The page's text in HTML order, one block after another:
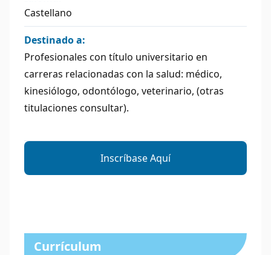
Castellano
Destinado a:
Profesionales con título universitario en
carreras relacionadas con la salud: médico,
kinesiólogo, odontólogo, veterinario, (otras
titulaciones consultar).
Inscríbase Aquí
Currículum